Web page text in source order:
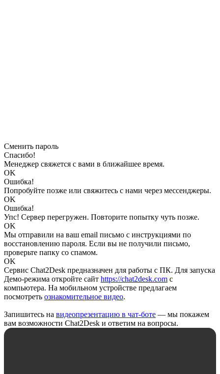
Сменить пароль
Спасибо!
Менеджер свяжется с вами в ближайшее время.
OK
Ошибка!
Попробуйте позже или свяжитесь с нами через мессенджеры.
OK
Ошибка!
Упс! Сервер перегружен. Повторите попытку чуть позже.
OK
Мы отправили на ваш email письмо с инструкциями по
восстановлению пароля. Если вы не получили письмо,
проверьте папку со спамом.
OK
Сервис Chat2Desk предназначен для работы с ПК. Для запуска
Демо-режима откройте сайт https://chat2desk.com с
компьютера. На мобильном устройстве предлагаем
посмотреть ознакомительное видео.
Запишитесь на видеопрезентацию в чат-боте — мы покажем
вам возможности Chat2Desk и ответим на вопросы.